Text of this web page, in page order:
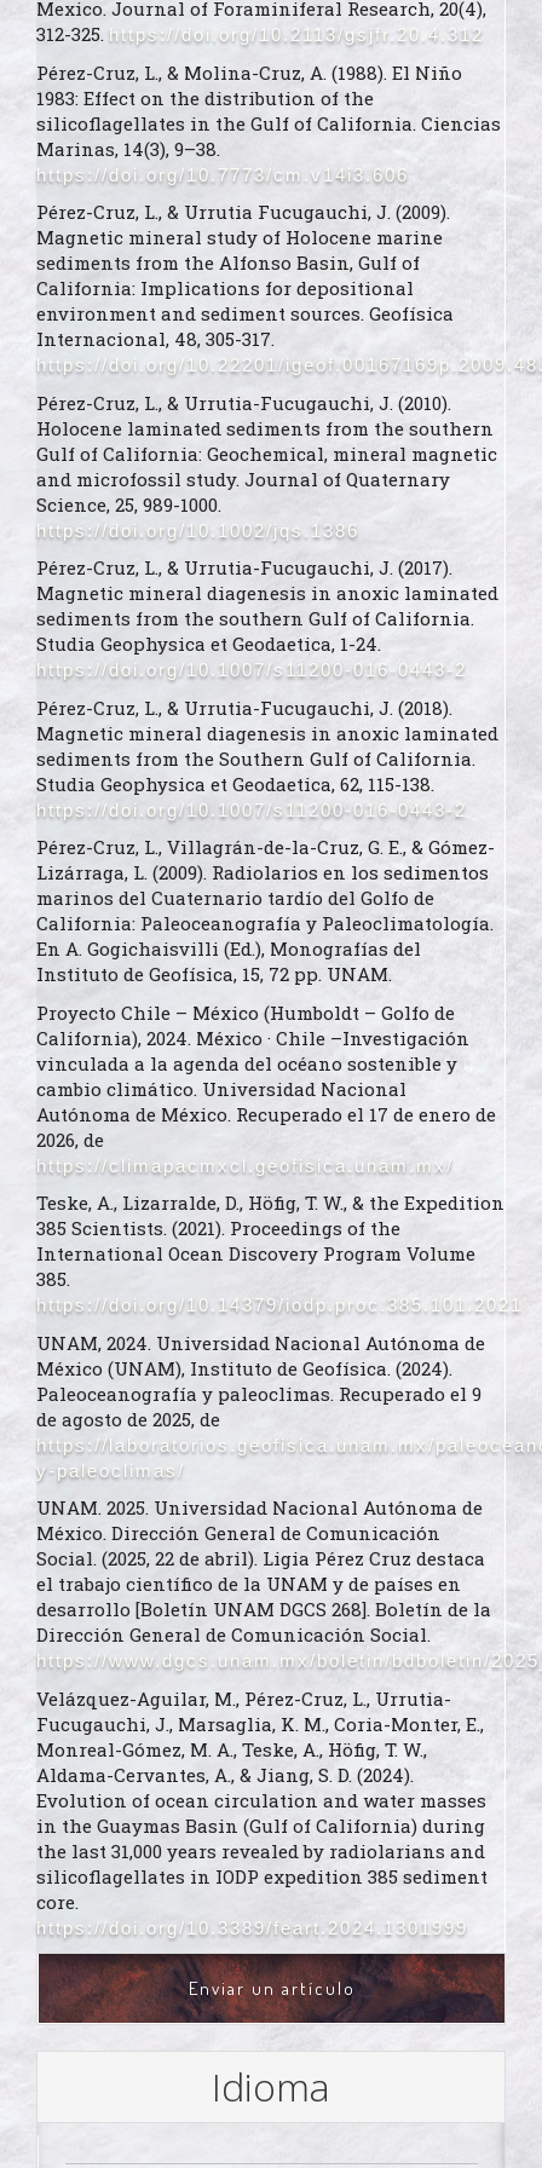
Mexico. Journal of Foraminiferal Research, 20(4),
312-325. https://doi.org/10.2113/gsjfr.20.4.312
Pérez-Cruz, L., & Molina-Cruz, A. (1988). El Niño
1983: Effect on the distribution of the
silicoflagellates in the Gulf of California. Ciencias
Marinas, 14(3), 9–38.
https://doi.org/10.7773/cm.v14i3.606
Pérez-Cruz, L., & Urrutia Fucugauchi, J. (2009).
Magnetic mineral study of Holocene marine
sediments from the Alfonso Basin, Gulf of
California: Implications for depositional
environment and sediment sources. Geofísica
Internacional, 48, 305-317.
https://doi.org/10.22201/
Pérez-Cruz, L., & Urrutia-Fucugauchi, J. (2010).
Holocene laminated sediments from the southern
Gulf of California: Geochemical, mineral magnetic
and microfossil study. Journal of Quaternary
Science, 25, 989-1000.
https://doi.org/10.1002/jqs.1386
Pérez-Cruz, L., & Urrutia-Fucugauchi, J. (2017).
Magnetic mineral diagenesis in anoxic laminated
sediments from the southern Gulf of California.
Studia Geophysica et Geodaetica, 1-24.
https://doi.org/10.1007/s11200-016-0443-2
Pérez-Cruz, L., & Urrutia-Fucugauchi, J. (2018).
Magnetic mineral diagenesis in anoxic laminated
sediments from the Southern Gulf of California.
Studia Geophysica et Geodaetica, 62, 115-138.
https://doi.org/10.1007/s11200-016-0443-2
Pérez-Cruz, L., Villagrán-de-la-Cruz, G. E., & Gómez-
Lizárraga, L. (2009). Radiolarios en los sedimentos
marinos del Cuaternario tardío del Golfo de
California: Paleoceanografía y Paleoclimatología.
En A. Gogichaisvilli (Ed.), Monografías del
Instituto de Geofísica, 15, 72 pp. UNAM.
Proyecto Chile – México (Humboldt – Golfo de
California), 2024. México · Chile –Investigación
vinculada a la agenda del océano sostenible y
cambio climático. Universidad Nacional
Autónoma de México. Recuperado el 17 de enero de
2026, de
https://climapacmxcl.geofisica.unam.mx/
Teske, A., Lizarralde, D., Höfig, T. W., & the Expedition
385 Scientists. (2021). Proceedings of the
International Ocean Discovery Program Volume
385.
https://doi.org/10.14379/iodp.proc.385.101.2021
UNAM, 2024. Universidad Nacional Autónoma de
México (UNAM), Instituto de Geofísica. (2024).
Paleoceanografía y paleoclimas. Recuperado el 9
de agosto de 2025, de
https://laboratorios.geofisica.unam.mx/
y-paleoclimas/
UNAM. 2025. Universidad Nacional Autónoma de
México. Dirección General de Comunicación
Social. (2025, 22 de abril). Ligia Pérez Cruz destaca
el trabajo científico de la UNAM y de países en
desarrollo [Boletín UNAM DGCS 268]. Boletín de la
Dirección General de Comunicación Social.
https://www.dgcs.unam.mx/boletin/bdboletin/
Velázquez-Aguilar, M., Pérez-Cruz, L., Urrutia-
Fucugauchi, J., Marsaglia, K. M., Coria-Monter, E.,
Monreal-Gómez, M. A., Teske, A., Höfig, T. W.,
Aldama-Cervantes, A., & Jiang, S. D. (2024).
Evolution of ocean circulation and water masses
in the Guaymas Basin (Gulf of California) during
the last 31,000 years revealed by radiolarians and
silicoflagellates in IODP expedition 385 sediment
core.
https://doi.org/10.3389/feart.2024.1301999
ENVIAR
UN
ARTÍCULO
Enviar un artículo
Idioma